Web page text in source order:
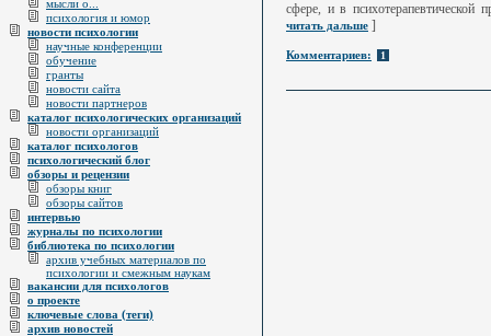
мысли о...
психология и юмор
новости психологии
научные конференции
обучение
гранты
новости сайта
новости партнеров
каталог психологических организаций
новости организаций
каталог психологов
психологический блог
обзоры и рецензии
обзоры книг
обзоры сайтов
интервью
журналы по психологии
библиотека по психологии
архив учебных материалов по
психологии и смежным наукам
вакансии для психологов
о проекте
ключевые слова (теги)
архив новостей
сфере, и в психотерапевтической
читать дальше ]
Комментариев: 1